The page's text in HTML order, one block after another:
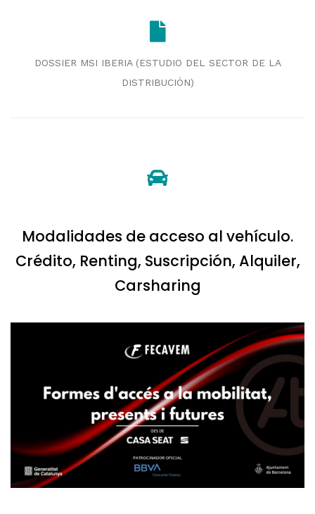
DOSSIER MSI IBERIA (ESTUDIO DEL SECTOR DE LA
DISTRIBUCIÓN)
Modalidades de acceso al vehículo.
Crédito, Renting, Suscripción, Alquiler,
Carsharing